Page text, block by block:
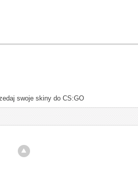
swoje skiny do CS:GO